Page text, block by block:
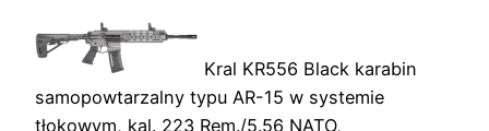
Kral KR556 Black karabin
samopowtarzalny typu AR-15 w systemie
tłokowym, kal. 223 Rem./5.56 NATO,